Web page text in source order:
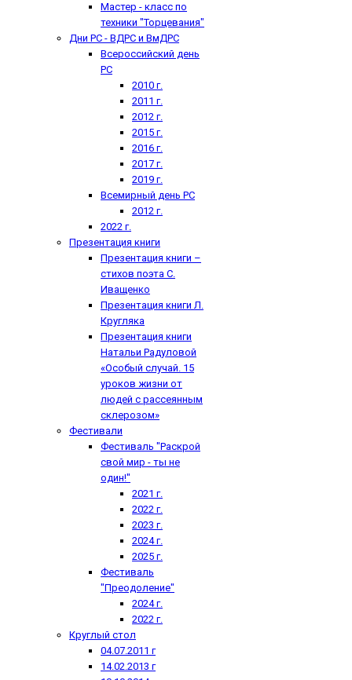
Мастер - класс по
техники "Торцевания"
Дни РС - ВДРС и ВмДРС
Всероссийский день
РС
2010 г.
2011 г.
2012 г.
2015 г.
2016 г.
2017 г.
2019 г.
Всемирный день РС
2012 г.
2022 г.
Презентация книги
Презентация книги –
стихов поэта С.
Иващенко
Презентация книги Л.
Кругляка
Презентация книги
Натальи Радуловой
«Особый случай. 15
уроков жизни от
людей с рассеянным
склерозом»
Фестивали
Фестиваль "Раскрой
свой мир - ты не
один!"
2021 г.
2022 г.
2023 г.
2024 г.
2025 г.
Фестиваль
"Преодоление"
2024 г.
2022 г.
Круглый стол
04.07.2011 г
14.02.2013 г